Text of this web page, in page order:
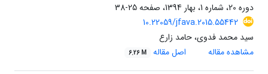
دوره 20، شماره 1، بهار 1394، صفحه
25-38
10.22059/jfava.2015.55442
سید محمد فدوی، حامد زارع
مشاهده مقاله
اصل مقاله 6.26 M